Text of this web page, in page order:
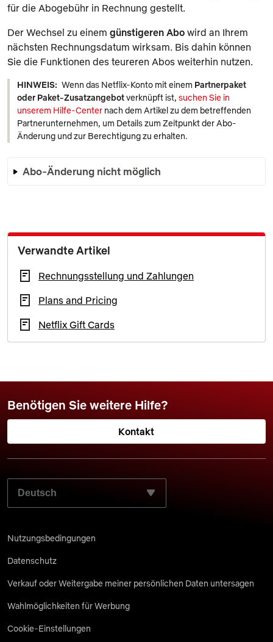
für die Abogebühr in Rechnung gestellt.
Der Wechsel zu einem günstigeren Abo wird an Ihrem
nächsten Rechnungsdatum wirksam. Bis dahin können
Sie die Funktionen des teureren Abos weiterhin nutzen.
HINWEIS: Wenn das Netflix-Konto mit einem Partnerpaket
oder Paket-Zusatzangebotverknüpft ist, suchen Sie in
unserem Hilfe-Center nach dem Artikel zu dem betreffenden
Partnerunternehmen, um Details zum Zeitpunkt der Abo-
Änderung und zur Berechtigung zu erhalten.
Abo-Änderung nicht möglich
Verwandte Artikel
Rechnungsstellung und Zahlungen
Plans and Pricing
Netflix Gift Cards
Benötigen Sie weitere Hilfe?
Kontakt
WÄHLEN SIE IHRE BEVORZUGTE SPRACHE AUS:
Nutzungsbedingungen
Datenschutz
Verkauf oder Weitergabe meiner persönlichen Daten untersagen
Wahlmöglichkeiten für Werbung
Cookie-Einstellungen